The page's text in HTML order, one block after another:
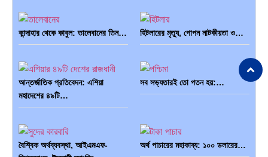
কান্দাহার থেকে কাবুল: তালেবানের তিন… হিটলারের মৃত্যু, গোপন নাটকীয়তা ও…
আন্তর্জাতিক প্রতিবেদন: এশিয়া
মহাদেশের ৪৯টি…
সব সভ্যতারই তো পতন হয়:…
বৈশ্বিক অর্থব্যবস্থা, আইএমএফ-
অর্থ পাচারের মহাকাব্য: ১০০ ডলারের…